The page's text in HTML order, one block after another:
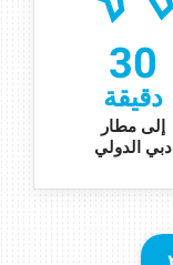
30
دقيقة
إلى مطار
دبي الدولي